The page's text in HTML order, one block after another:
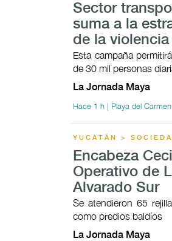
Sector
suma a la
de la
Esta campaña
de 30 mil personas
La Jornada Maya
Hace 1 h | Playa del
YUCATÁN >
Encabeza
Operativo de
Alvarado Sur
Se atendieron 65
como predios baldíos
La Jornada Maya